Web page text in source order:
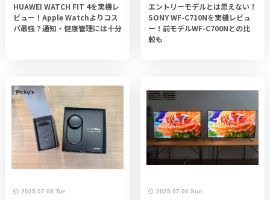
HUAWEI WATCH FIT 4を実機レ
ビュー！Apple Watchよりコス
パ最強？通知・健康管理には十分
エントリーモデルとは思えない！
SONY WF-C710Nを実機レビュ
ー！前モデルWF-C700Nとの比
較も
2025.07.08 Tue 2025.07.06 Sun